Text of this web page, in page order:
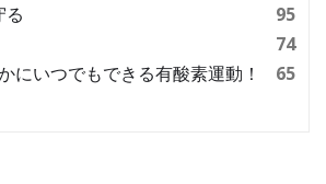
る
95
74
にいつでもできる有酸素運動！
65